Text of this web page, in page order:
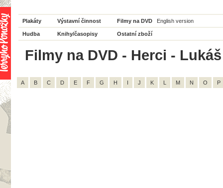
Plakáty Výstavní činnost Filmy na DVD English version
Hudba Knihy/časopisy Ostatní zboží
Filmy na DVD - Herci -
A B C D E F G H I J K L M N O P